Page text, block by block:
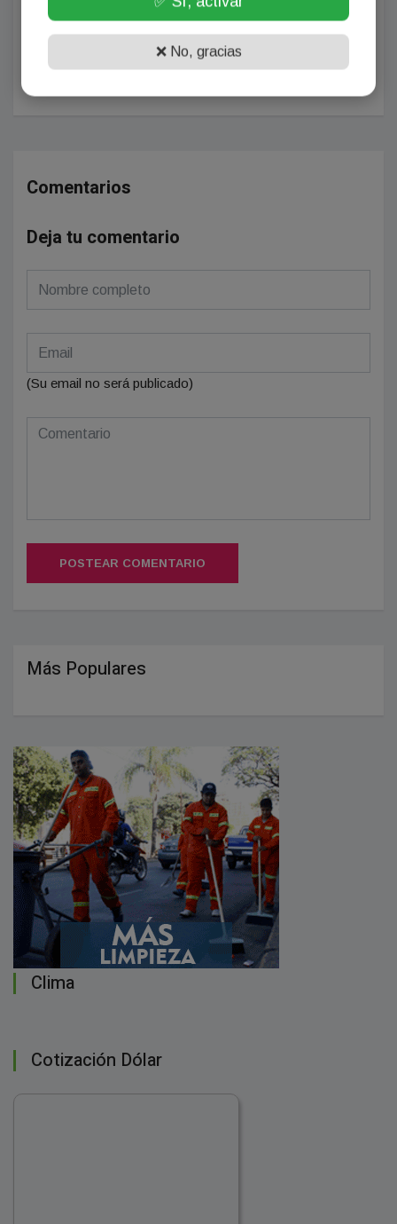
NOTICIA SIGUIENTE
ante Agropecuario, hilvanó su
séptima caída y se hunde en la zona
Comentarios
Deja tu comentario
(Su email no será publicado)
POSTEAR COMENTARIO
Más Populares
Clima
Cotización Dólar
❌ No, gracias